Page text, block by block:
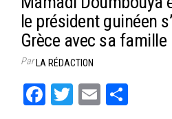
le président guinéen
Grèce avec sa famille
ParLA RÉDACTION
Fa T
E